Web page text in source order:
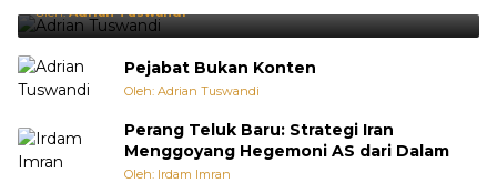
Oleh:Adrian Tuswandi
Pejabat Bukan Konten
Oleh: Adrian Tuswandi
Perang Teluk Baru: Strategi Iran
Menggoyang Hegemoni AS dari Dalam
Oleh: Irdam Imran